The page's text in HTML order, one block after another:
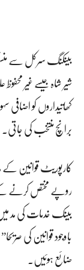
بینکنگ سرکل سے
شیر شاہ جیسے غیر
کھاتیداروں کو
برانچ منتخب کی جاتی۔
کارپوریٹ قوانین کے
روپے مختص کرنے کے
بینک خدمات کی مد
باوجود قوانین کی
ضائع ہوئیں۔